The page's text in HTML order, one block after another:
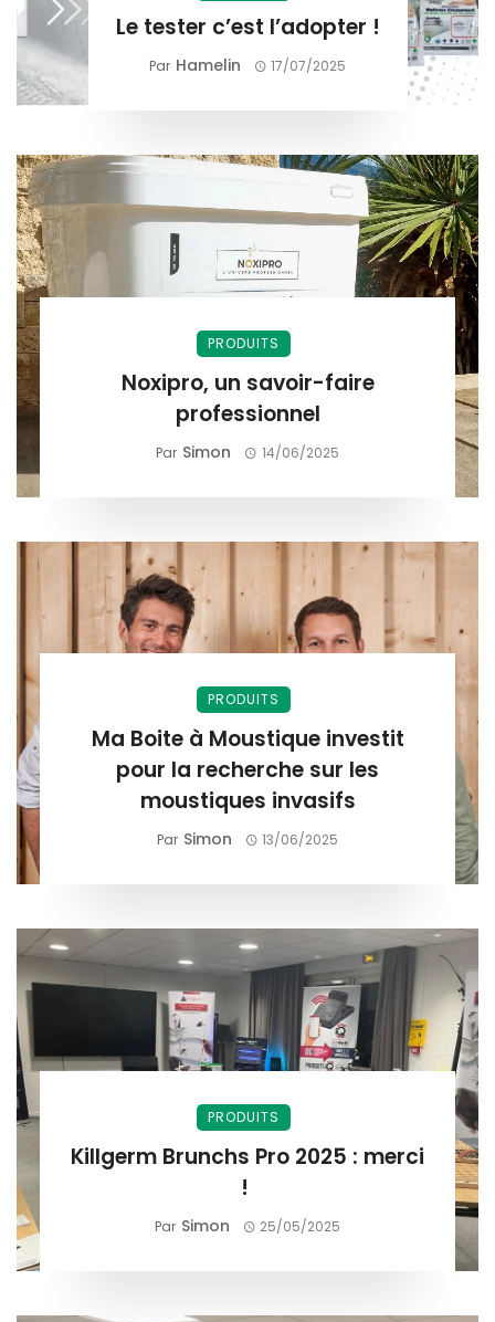
Le tester c’est l’adopter !
Par Hamelin 17/07/2025
PRODUITS
Noxipro, un savoir-faire
professionnel
Par Simon 14/06/2025
PRODUITS
Ma Boite à Moustique investit
pour la recherche sur les
moustiques invasifs
Par Simon 13/06/2025
PRODUITS
Killgerm Brunchs Pro 2025 : merci
!
Par Simon 25/05/2025